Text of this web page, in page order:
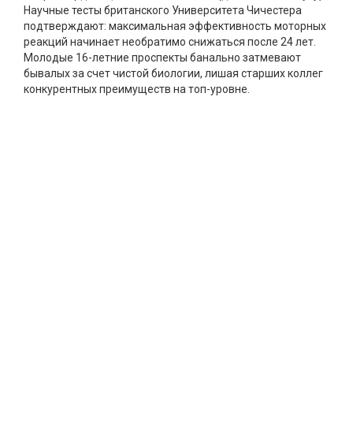
Научные тесты британского Университета Чичестера
подтверждают: максимальная эффективность моторных
реакций начинает необратимо снижаться после 24 лет.
Молодые 16-летние проспекты банально затмевают
бывалых за счет чистой биологии, лишая старших коллег
конкурентных преимуществ на топ-уровне.